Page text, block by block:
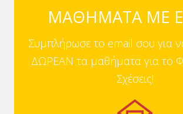
ΜΑΘΗΜΑΤΑ ΜΕ
Συμπλήρωσε το email σου για
ΔΩΡΕΑΝ τα μαθήματα για το
Σχέσεις!